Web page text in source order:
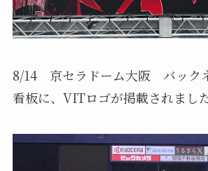
8/14 京セラドーム大阪 バック
看板に、VITロゴが掲載されました